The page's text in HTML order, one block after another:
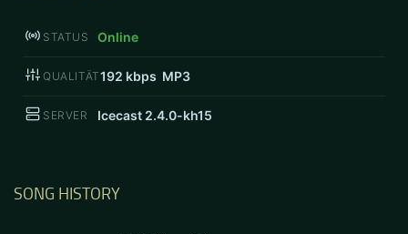
STATUS Online
QUALITÄT192 kbps MP3
SERVER Icecast 2.4.0-kh15
SONG HISTORY